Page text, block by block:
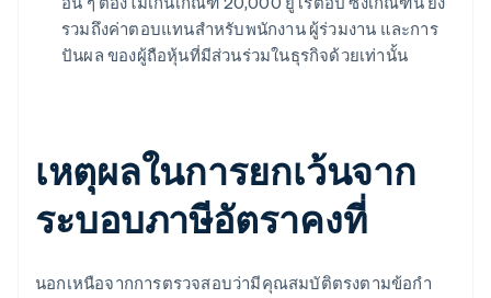
รวมถึงค่าตอบแทนสําหรับพนักงาน ผู้ร่วมงาน และการ
ปันผล ของผู้ถือหุ้นที่มีส่วนร่วมในธุรกิจด้วยเท่านั้น
เหตุผลในการยกเว้นจาก
ระบอบภาษีอัตราคงที่
นอกเหนือจากการตรวจสอบว่ามีคุณสมบัติตรงตามข้อกํา